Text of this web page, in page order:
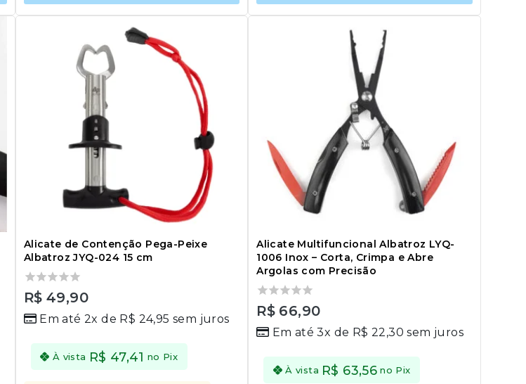
Alicate de Contenção Pega-Peixe
Albatroz JYQ-024 15 cm
0
of
R$ 49,90
Em até 2x de R$ 24,95 sem juros
À vista R$ 47,41 no Pix
Alicate Multifuncional Albatroz LYQ-
1006 Inox – Corta, Crimpa e Abre
Argolas com Precisão
0
of
R$ 66,90
Em até 3x de R$ 22,30 sem juros
À vista R$ 63,56 no Pix